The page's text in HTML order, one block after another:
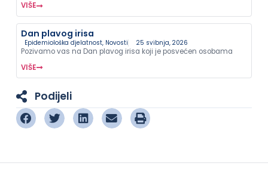
VIŠE
Dan plavog irisa
Epidemiološka djelatnost, Novosti 25 svibnja, 2026
Pozivamo vas na Dan plavog irisa koji je posvećen osobama
VIŠE
Podijeli